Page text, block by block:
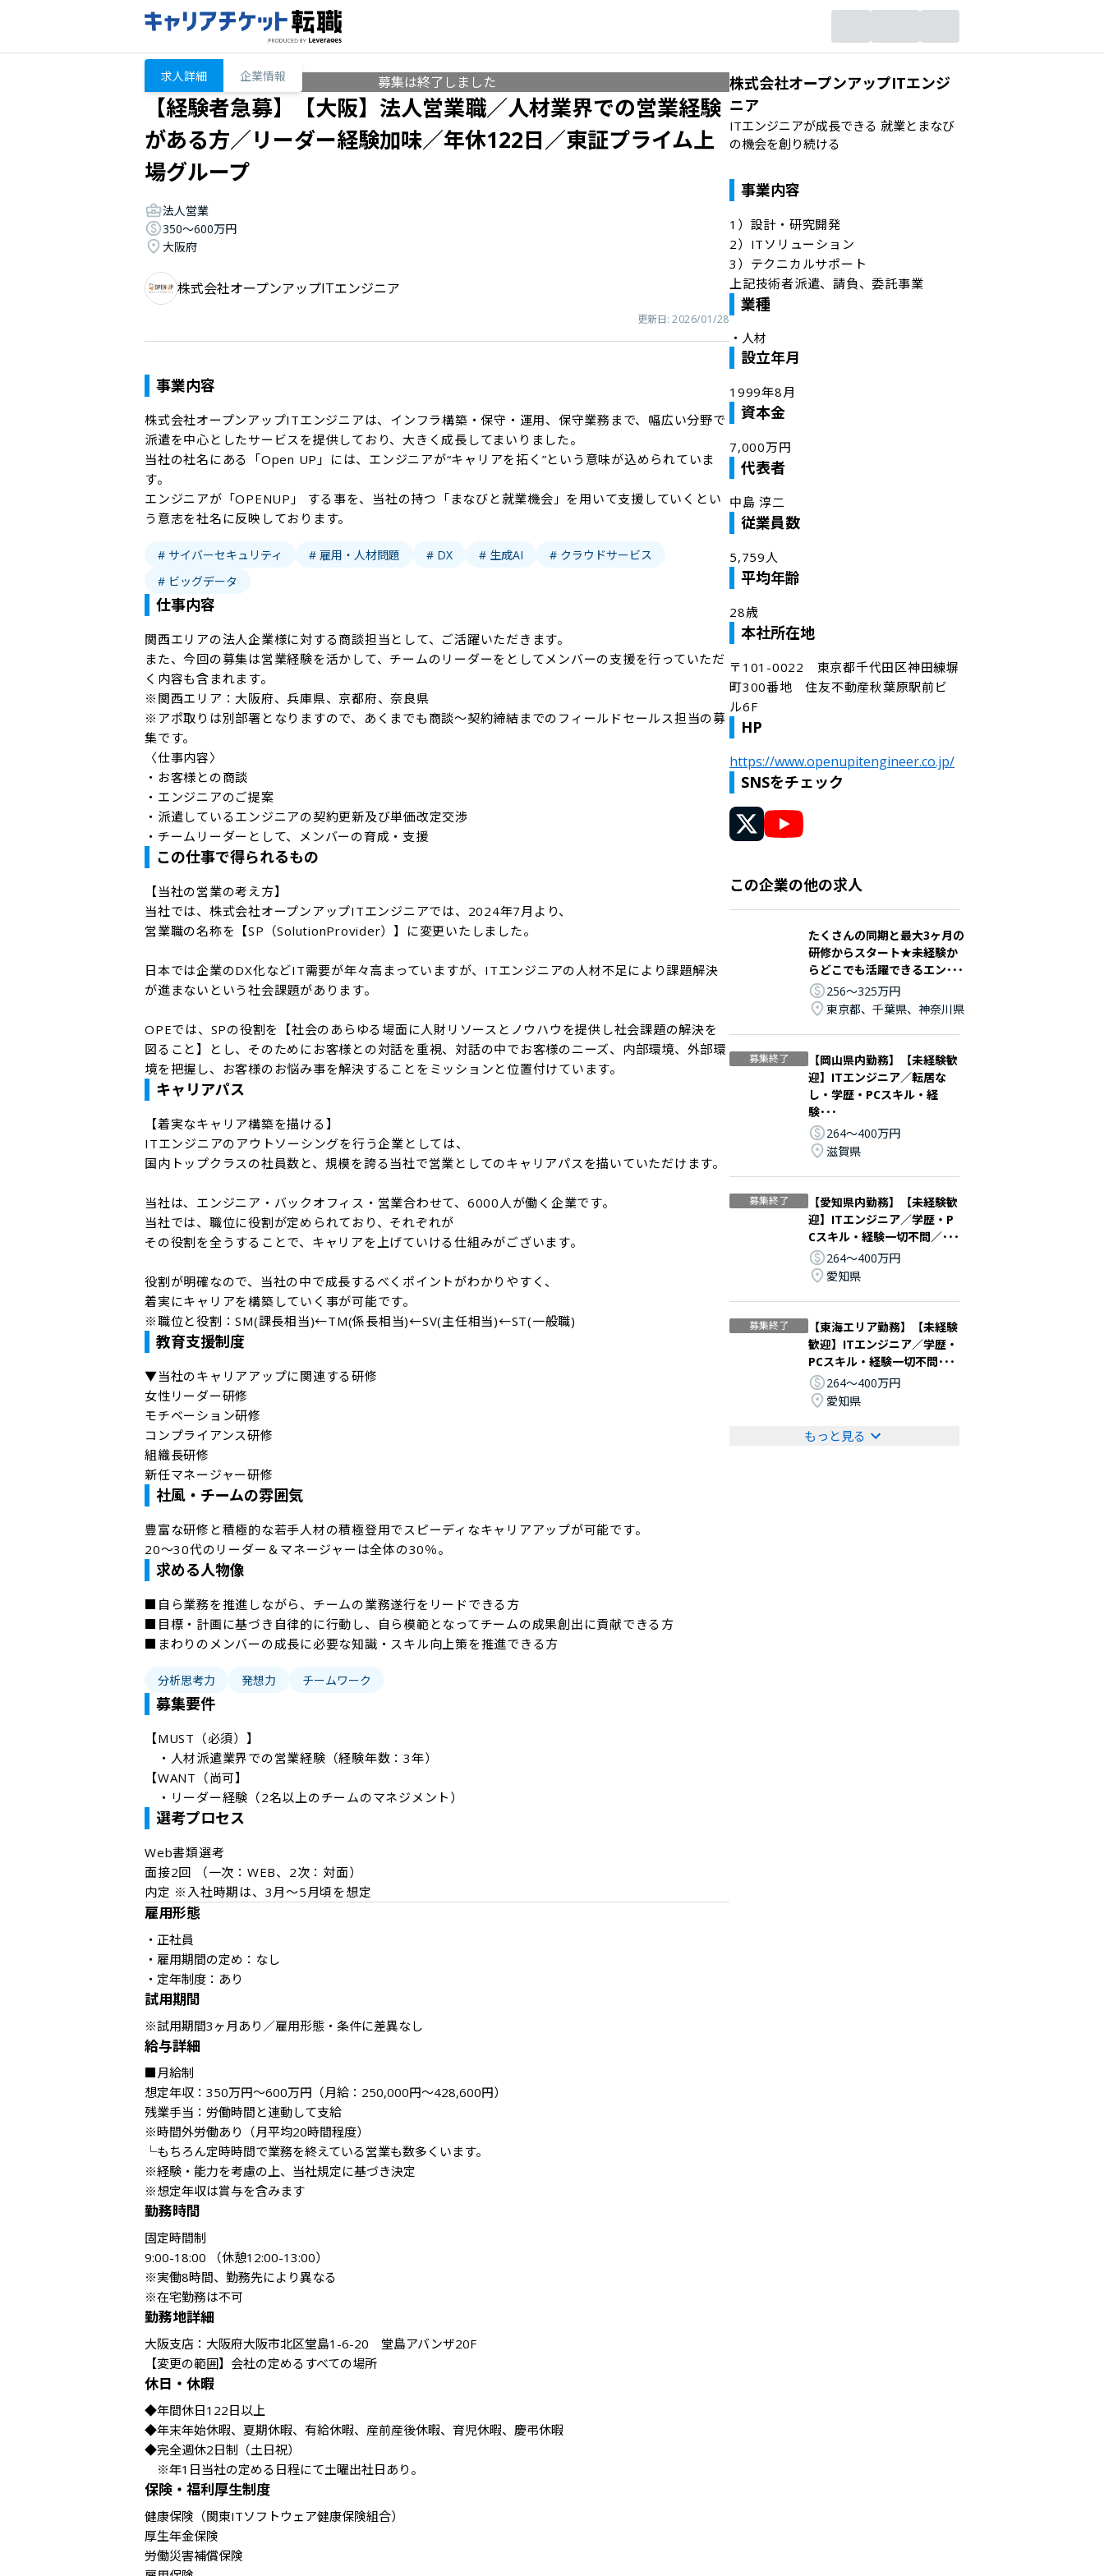
求人詳細 企業情報 募集は終了しました
【経験者急募】【大阪】法人営業職／人材業界での営業経験
がある方／リーダー経験加味／年休122日／東証プライム上
場グループ
法人営業
350〜600万円
大阪府
株式会社オープンアップITエンジニア
更新日: 2026/01/28
事業内容
株式会社オープンアップITエンジニアは、インフラ構築・保守・運用、保守業務まで、幅広い分野で
派遣を中心としたサービスを提供しており、大きく成長してまいりました。
当社の社名にある「Open UP」には、エンジニアが“キャリアを拓く”という意味が込められていま
す。
エンジニアが「OPENUP」 する事を、当社の持つ「まなびと就業機会」を用いて支援していくとい
# サイバーセキュリティ # 雇用・人材問題 # DX # 生成AI
# クラウドサービス
# ビッグデータ
仕事内容
関西エリアの法人企業様に対する商談担当として、ご活躍いただきます。
また、今回の募集は営業経験を活かして、チームのリーダーをとしてメンバーの支援を行っていただ
く内容も含まれます。
※関西エリア：大阪府、兵庫県、京都府、奈良県
※アポ取りは別部署となりますので、あくまでも商談～契約締結までのフィールドセールス担当の募
集です。
〈仕事内容〉
・お客様との商談
・エンジニアのご提案
・派遣しているエンジニアの契約更新及び単価改定交渉
・チームリーダーとして、メンバーの育成・支援
この仕事で得られるもの
【当社の営業の考え方】
当社では、株式会社オープンアップITエンジニアでは、2024年7月より、
営業職の名称を【SP（SolutionProvider）】に変更いたしました。
日本では企業のDX化などIT需要が年々高まっていますが、ITエンジニアの人材不足により課題解決
が進まないという社会課題があります。
OPEでは、SPの役割を【社会のあらゆる場面に人財リソースとノウハウを提供し社会課題の解決を
図ること】とし、そのためにお客様との対話を重視、対話の中でお客様のニーズ、内部環境、外部環
境を把握し、お客様のお悩み事を解決することをミッションと位置付けています。
キャリアパス
【着実なキャリア構築を描ける】
ITエンジニアのアウトソーシングを行う企業としては、
国内トップクラスの社員数と、規模を誇る当社で営業としてのキャリアパスを描いていただけます。
当社は、エンジニア・バックオフィス・営業合わせて、6000人が働く企業です。
当社では、職位に役割が定められており、それぞれが
その役割を全うすることで、キャリアを上げていける仕組みがございます。
役割が明確なので、当社の中で成長するべくポイントがわかりやすく、
着実にキャリアを構築していく事が可能です。
※職位と役割：SM(課長相当)←TM(係長相当)←SV(主任相当)←ST(一般職)
教育支援制度
▼当社のキャリアアップに関連する研修
女性リーダー研修​
モチベーション研修​
コンプライアンス研修​
組織長研修​
新任マネージャー研修
社風・チームの雰囲気
豊富な研修と積極的な若手人材の積極登用でスピーディなキャリアアップが可能です。​
20～30代のリーダー＆マネージャーは全体の30％。​
求める人物像
■自ら業務を推進しながら、チームの業務遂行をリードできる方
■目標・計画に基づき自律的に行動し、自ら模範となってチームの成果創出に貢献できる方
分析思考力 発想力 チームワーク
募集要件
【MUST（必須）】
・人材派遣業界での営業経験（経験年数：3年）
【WANT（尚可】
・リーダー経験（2名以上のチームのマネジメント）
選考プロセス
Web書類選考
面接2回 （一次：WEB、2次：対面）
内定 ※入社時期は、3月～5月頃を想定
雇用形態
・正社員
・雇用期間の定め：なし
・定年制度：あり
試用期間
※試用期間3ヶ月あり／雇用形態・条件に差異なし
給与詳細
■月給制
想定年収：350万円～600万円（月給：250,000円～428,600円）
残業手当：労働時間と連動して支給
※時間外労働あり（月平均20時間程度）
└もちろん定時時間で業務を終えている営業も数多くいます。
※経験・能力を考慮の上、当社規定に基づき決定
勤務時間
固定時間制
9:00-18:00 （休憩12:00-13:00）
※実働8時間、勤務先により異なる
※在宅勤務は不可
勤務地詳細
大阪支店：大阪府大阪市北区堂島1-6-20　堂島アバンザ20F
【変更の範囲】会社の定めるすべての場所
休日・休暇
◆年間休日122日以上
◆年末年始休暇、夏期休暇、有給休暇、産前産後休暇、育児休暇、慶弔休暇
◆完全週休2日制（土日祝）
保険・福利厚生制度
健康保険（関東ITソフトウェア健康保険組合）
厚生年金保険
労働災害補償保険
株式会社オープンアップITエンジ
ニア
ITエンジニアが成長できる 就業とまなび
の機会を創り続ける
事業内容
1）設計・研究開発
2）ITソリューション
3）テクニカルサポート
上記技術者派遣、請負、委託事業
業種
・ 人材
設立年月
1999年8月
資本金
7,000万円
代表者
中島 淳二
従業員数
5,759人
平均年齢
28歳
本社所在地
〒101-0022　東京都千代田区神田練塀
町300番地　住友不動産秋葉原駅前ビ
ル6F
HP
https://www.openupitengineer.co.jp/
SNSをチェック
この企業の他の求人
たくさんの同期と最大3ヶ月の
研修からスタート★未経験か
らどこでも活躍できるエン･･･
256〜325万円
東京都、千葉県、神奈川県
募集終了
【岡山県内勤務】【未経験歓
迎】ITエンジニア／転居な
し・学歴・PCスキル・経
験･･･
264〜400万円
滋賀県
募集終了
【愛知県内勤務】【未経験歓
迎】ITエンジニア／学歴・P
Cスキル・経験一切不問／･･･
264〜400万円
愛知県
募集終了
【東海エリア勤務】【未経験
歓迎】ITエンジニア／学歴・
PCスキル・経験一切不問･･･
264〜400万円
愛知県
もっと見る